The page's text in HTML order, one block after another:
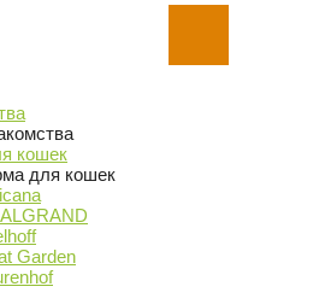
кошек
для кошек
Garden